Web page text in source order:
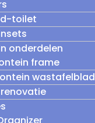
toilet
onderdelen
frame
wastafelblad